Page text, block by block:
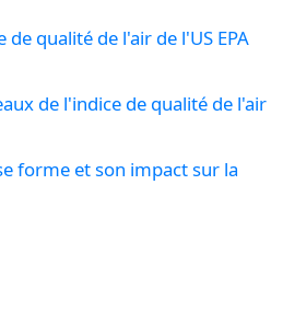
qualité de l'air de l'US EPA
de l'indice de qualité de l'air
forme et son impact sur la